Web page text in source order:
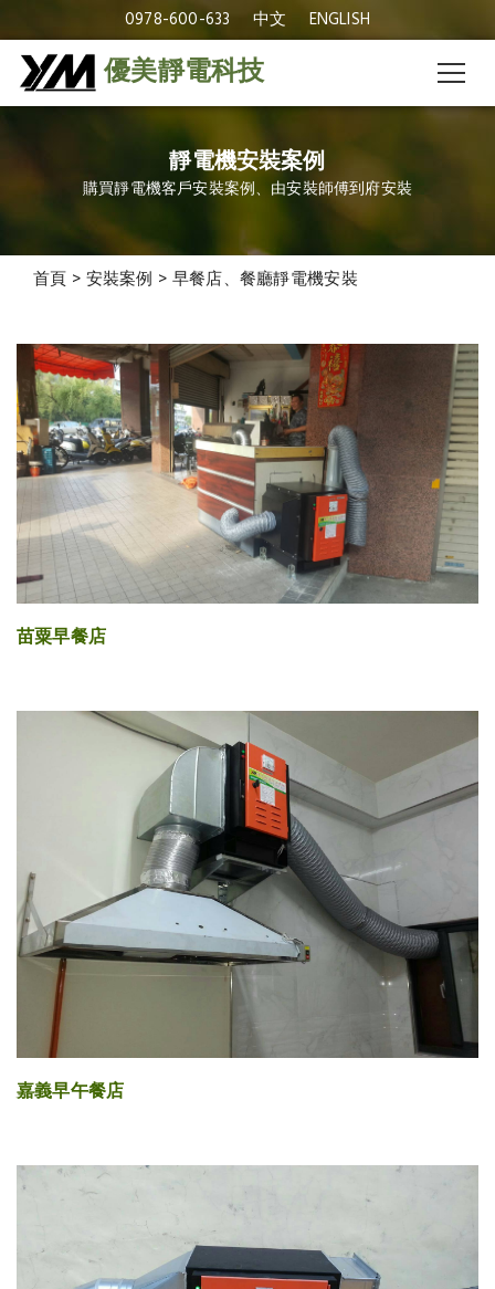
0978-600-633 中文 ENGLISH
優美靜電科技
靜電機安裝案例
購買靜電機客戶安裝案例、由安裝師傅到府安裝
首頁 > 安裝案例 > 早餐店、餐廳靜電機安裝
苗粟早餐店
嘉義早午餐店